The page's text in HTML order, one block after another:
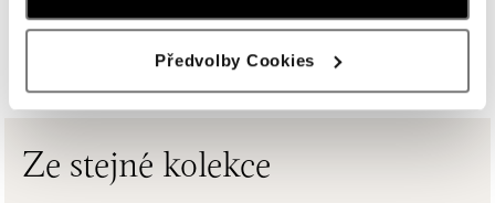
Předvolby Cookies
HALADA OC Eurovea, Bratislava
HALADA OC Avion, Bratislava
Ze stejné kolekce